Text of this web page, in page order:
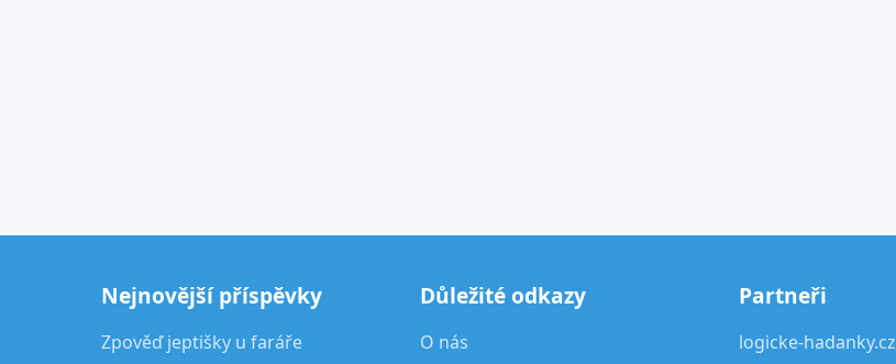
Nejnovější příspěvky
Zpověď jeptišky u faráře
Důležité odkazy
O nás
Partneři
logicke-hadanky.cz